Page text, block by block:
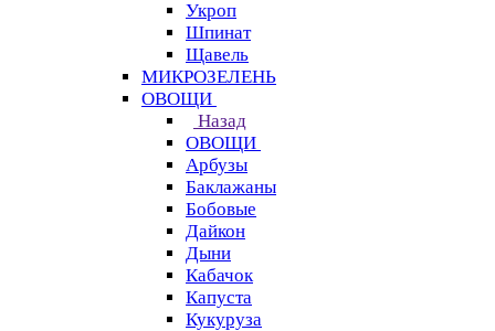
Укроп
Шпинат
Щавель
МИКРОЗЕЛЕНЬ
ОВОЩИ
Назад
ОВОЩИ
Арбузы
Баклажаны
Бобовые
Дайкон
Дыни
Кабачок
Капуста
Кукуруза